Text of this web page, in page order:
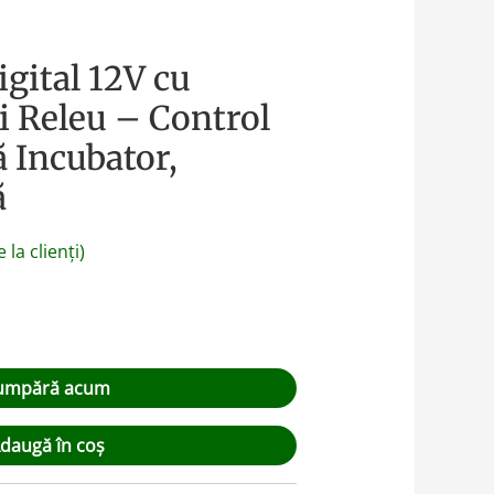
12V cu
Releu – Control
Incubator,
la clienți)
acum
în coș